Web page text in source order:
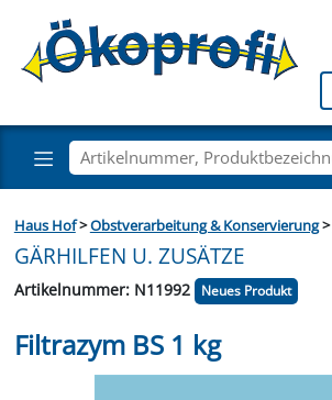
Haus Hof>Obstverarbeitung & Konservierung>
GÄRHILFEN U. ZUSÄTZE
Artikelnummer: N11992 Neues Produkt
Filtrazym BS 1 kg